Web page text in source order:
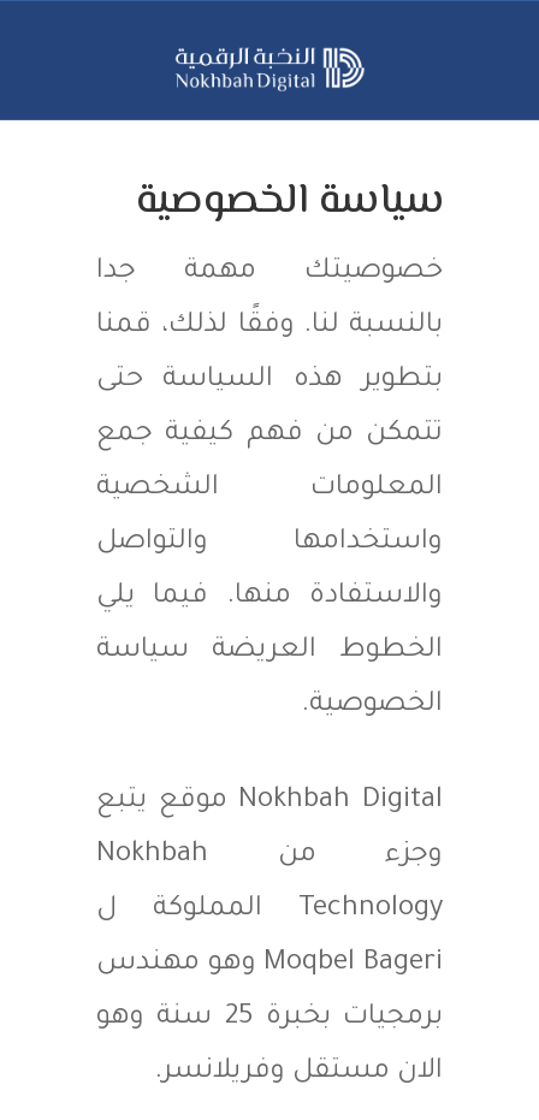
سياسة الخصوصية
خصوصيتك مهمة جدا
بالنسبة لنا. وفقًا لذلك، قمنا
بتطوير هذه السياسة حتى
تتمكن من فهم كيفية جمع
المعلومات الشخصية
واستخدامها والتواصل
والاستفادة منها. فيما يلي
الخطوط العريضة سياسة
الخصوصية.
Nokhbah Digital موقع يتبع
وجزء من Nokhbah
Technology المملوكة ل
Moqbel Bageri وهو مهندس
برمجيات بخبرة 25 سنة وهو
الان مستقل وفريلانسر.